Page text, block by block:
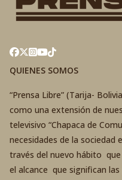
QUIENES SOMOS
“Prensa Libre” (Tarija-
como una extensión de
televisivo “Chapaca de
necesidades de la
través del nuevo hábito
el alcance que significan